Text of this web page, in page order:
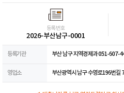
등록번호
2026-부산남구-0001
등록기관 부산 남구 지역경제과 051-607-
영업소 부산광역시 남구 수영로196번길